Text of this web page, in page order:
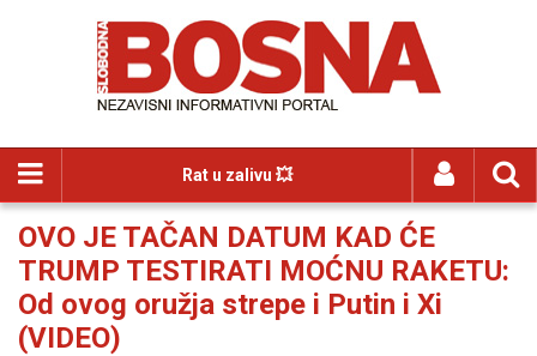
Rat u zalivu 💥
OVO JE TAČAN DATUM KAD ĆE
TRUMP TESTIRATI MOĆNU RAKETU:
Od ovog oružja strepe i Putin i Xi
(VIDEO)